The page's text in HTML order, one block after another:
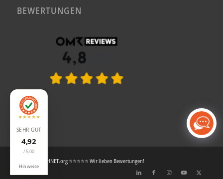
BEWERTUNGEN
© AUSGEZEICHNET.org ⭐⭐⭐⭐⭐ Wir lieben Bewertungen!
SEHR GUT
4,92
/ 5,00
Hinweise